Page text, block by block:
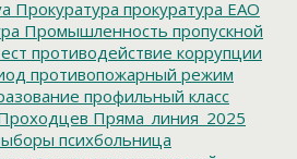
Прокуратура прокуратура ЕАО
Промышленность пропускной
противодействие коррупции
противопожарный режим
профильный класс
Пряма_линия_2025
психбольница